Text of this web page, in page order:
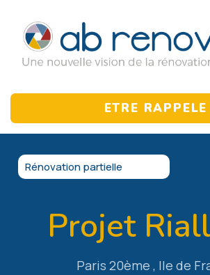
ETRE RAPPELE
Rénovation partielle
Projet
Paris 20ème , Ile de